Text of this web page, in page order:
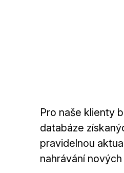
Pro naše klienty
databáze
pravidelnou
nahrávání